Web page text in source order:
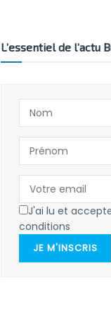
L’essentiel de l’actu
J'ai lu et
conditions
JE M'INSCRIS